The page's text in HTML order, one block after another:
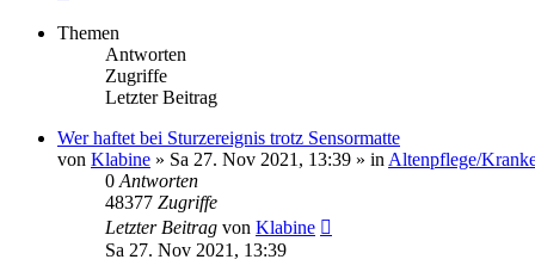
Themen
Antworten
Zugriffe
Letzter Beitrag
Wer haftet bei Sturzereignis trotz Sensormatte
von Klabine » Sa 27. Nov 2021, 13:39 » in Altenpflege/
0 Antworten
48377 Zugriffe
Letzter Beitrag von Klabine
Sa 27. Nov 2021, 13:39